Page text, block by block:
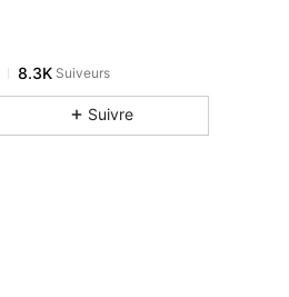
8.3K Suiveurs
Suivre